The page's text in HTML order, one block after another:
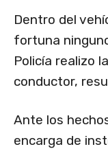
Dentro del
fortuna
Policía realizo
conductor,
Ante los
encarga de